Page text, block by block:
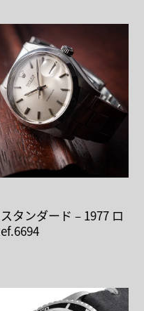
タンダード – 1977 ロ